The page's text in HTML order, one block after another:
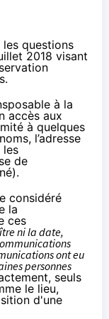
les questions
2018 visant
à la
accès aux
à quelques
l’adresse
les
de
considéré
la
ces
ni la date,
ont eu
personnes
seuls
le lieu,
d'une